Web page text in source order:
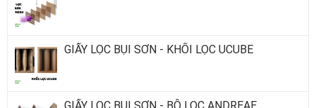
GIẤY LỌC BỤI SƠN - KHỐI LỌC UCUBE
GIẤY LỌC BỤI SƠN - BỘ LỌC ANDREAE